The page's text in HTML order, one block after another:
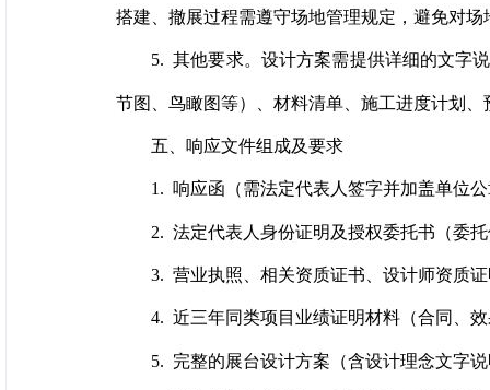
搭建、撤展过程需遵守场地管理规定，避免对场
5. 其他要求。设计方案需提供详细的文字
节图、鸟瞰图等）、材料清单、施工进度计划
五、响应文件组成及要求
1. 响应函（需法定代表人签字并加盖单位
2. 法定代表人身份证明及授权委托书（委
3. 营业执照、相关资质证书、设计师资质
4. 近三年同类项目业绩证明材料（合同、
5. 完整的展台设计方案（含设计理念文字